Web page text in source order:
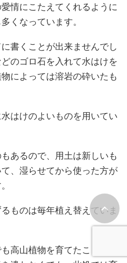
情にこたえてくれるように
くなっています。
書くことが出来ませんでし
のゴロ石を入れて水はけを
によっては溶岩の砕いたも
はけのよいものを用いてい
あるので、用土は新しいも
、湿らせてから使った方が
ものは毎年植え替えていま
高山植物を育てたことがあ